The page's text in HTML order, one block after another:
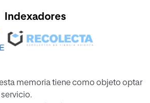
Indexadores
memoria tiene como objeto optar
servicio.